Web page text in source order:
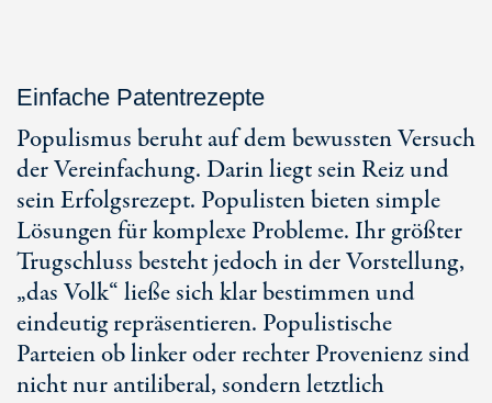
Einfache Patentrezepte
Populismus beruht auf dem bewussten Versuch
der Vereinfachung. Darin liegt sein Reiz und
sein Erfolgsrezept. Populisten bieten simple
Lösungen für komplexe Probleme. Ihr größter
Trugschluss besteht jedoch in der Vorstellung,
„das Volk“ ließe sich klar bestimmen und
eindeutig repräsentieren. Populistische
Parteien ob linker oder rechter Provenienz sind
nicht nur antiliberal, sondern letztlich